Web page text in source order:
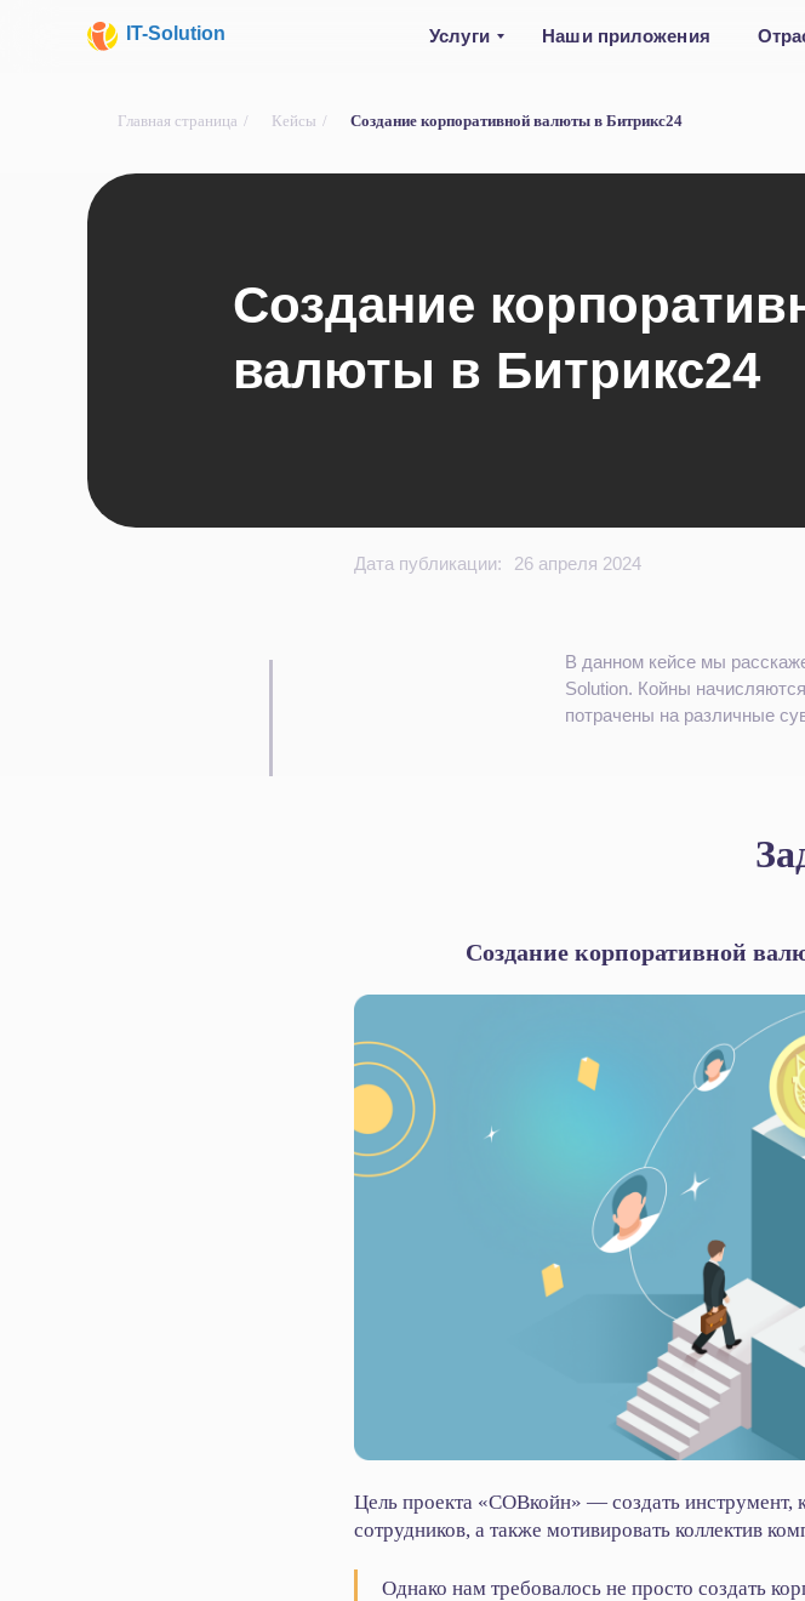
IT-Solution Услуги Наши приложения
Главная страница / Кейсы / Создание корпоративной валюты в Битрикс24
Создание
валюты в Битрикс24
26 апреля 2024
Дата публикации:
В данном кейсе мы
Solution. Койны
потрачены на различные
Создание корпоративной
Цель проекта «СОВкойн» — создать инструмент,
сотрудников, а также мотивировать коллектив
Однако нам требовалось не просто создать